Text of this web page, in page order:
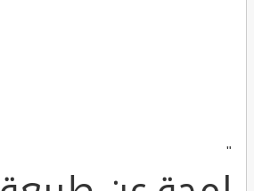
"